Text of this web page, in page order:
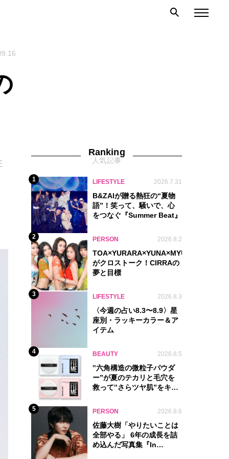
Ranking
人気記事
1 LIFESTYLE 2026.7.31
B&ZAIが贈る熱狂の“夏物
語”！笑って、騒いで、心
をつなぐ『Summer Beat』
2 PERSON 2026.8.2
TOA×YURARA×YUNA×MYU.Y×MANON
がクロストーク！CIRRAの
夢と目標
3 LIFESTYLE 2026.8.3
〈今週の占い8.3〜8.9〉星
座別・ラッキーカラー＆ア
イテム
4 BEAUTY 2026.8.5
‟六角構造の微粒子パウダ
ー”が夏のテカリと毛穴を
救って‟さらツヤ肌”をキー
5 PERSON 2026.8.6
佐藤大樹「やりたいことは
全部やる」 6年の成長を詰
め込んだ写真集『In